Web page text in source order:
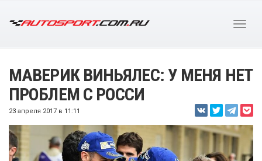
МАВЕРИК ВИНЬЯЛЕС: У МЕНЯ НЕТ
ПРОБЛЕМ С РОССИ
23 апреля 2017 в 11:11